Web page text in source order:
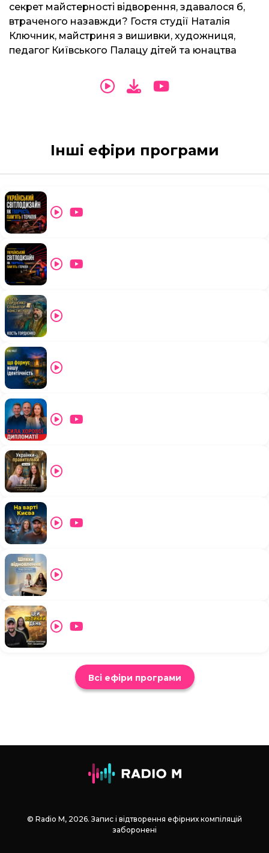
секрет майстерності відворення, здавалося б,
втраченого назавжди? Гостя студії Наталія
Ключник, майстриня з вишивки, художниця,
педагог Київського Палацу дітей та юнацтва
Інші ефіри програми
Всі ефіри програми
© Radio М, 2026. Запис і відтворення ефірних компіляцій
заборонені